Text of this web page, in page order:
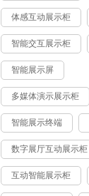
体感互动展示柜
智能交互展示柜
智能展示屏
多媒体演示展示柜
智能展示终端
数字展厅互动展示柜
互动智能展示柜